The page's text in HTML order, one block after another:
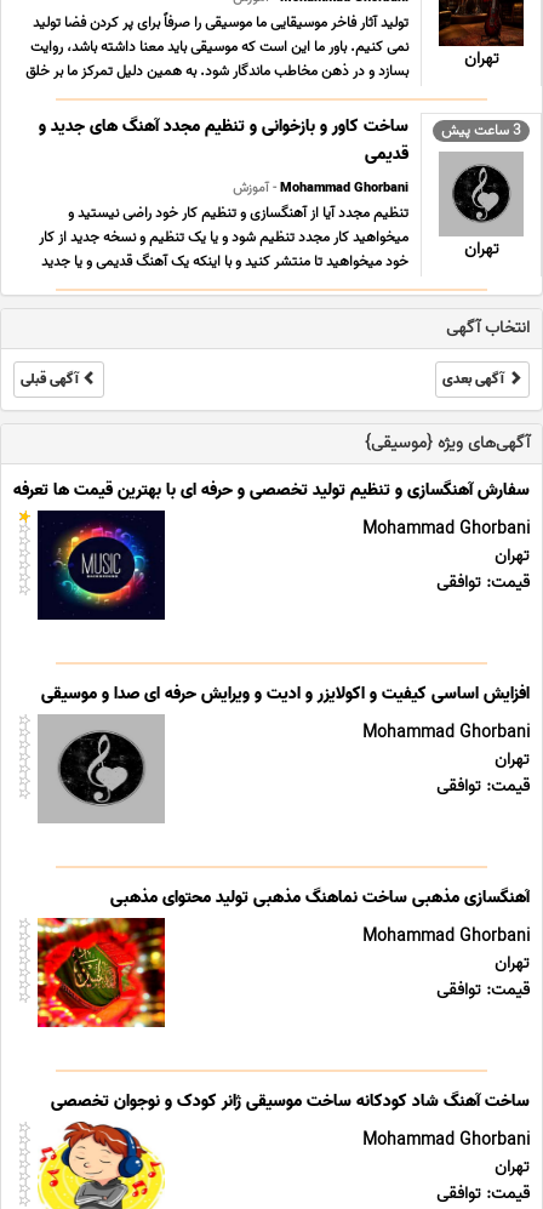
تهران
تولید آثار فاخر موسیقایی ما موسیقی را صرفاً برای پر کردن فضا تولید
نمی کنیم. باور ما این است که موسیقی باید معنا داشته باشد، روایت
بسازد و در ذهن مخاطب ماندگار شود. به همین دلیل تمرکز ما بر خلق
آثاری است که هویت هنری داشته باشند؛ آثاری که فراتر از جریان های
زودگذر و تولیدات بازار ... ...
3 ساعت پیش
تهران
ساخت کاور و بازخوانی و تنظیم مجدد آهنگ های جدید و
قدیمی
Mohammad Ghorbani- آموزش
تنظیم مجدد آیا از آهنگسازی و تنظیم کار خود راضی نیستید و
میخواهید کار مجدد تنظیم شود و یا یک تنظیم و نسخه جدید از کار
خود میخواهید تا منتشر کنید و با اینکه یک آهنگ قدیمی و یا جدید
خواننده محبوبتان را می خواهید بازخوانی کنید به شکل تنظیم مجدد و
نسخه اختصاصی آن آهنگ با صدای خودتان ... ...
انتخاب آگهی
آگهی بعدی آگهی قبلی
آگهی‌های ویژه {موسیقی}
سفارش آهنگسازی و تنظیم تولید تخصصی و حرفه ای با بهترین قیمت ها تعرفه
Mohammad Ghorbani
تهران
قیمت: توافقی
افزایش اساسی کیفیت و اکولایزر و ادیت و ویرایش حرفه ای صدا و موسیقی
Mohammad Ghorbani
تهران
قیمت: توافقی
آهنگسازی مذهبی ساخت نماهنگ مذهبی تولید محتوای مذهبی
Mohammad Ghorbani
تهران
قیمت: توافقی
ساخت آهنگ شاد کودکانه ساخت موسیقی ژانر کودک و نوجوان تخصصی
Mohammad Ghorbani
تهران
قیمت: توافقی